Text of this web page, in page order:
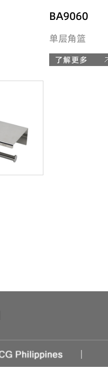
BA9060
单层角篮
了解更多
|